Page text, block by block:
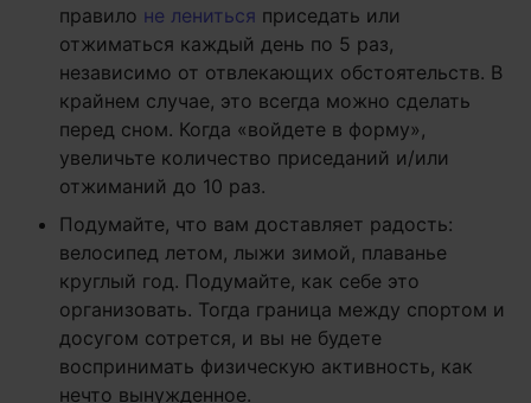
правило не лениться приседать или
отжиматься каждый день по 5 раз,
независимо от отвлекающих обстоятельств. В
крайнем случае, это всегда можно сделать
перед сном. Когда «войдете в форму»,
увеличьте количество приседаний и/или
отжиманий до 10 раз.
Подумайте, что вам доставляет радость:
велосипед летом, лыжи зимой, плаванье
круглый год. Подумайте, как себе это
организовать. Тогда граница между спортом и
досугом сотрется, и вы не будете
воспринимать физическую активность, как
нечто вынужденное.